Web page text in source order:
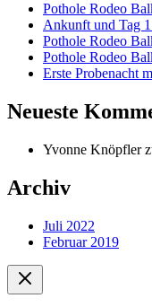
Pothole Rodeo
Ankunft und Tag
Pothole Rodeo
Pothole Rodeo
Erste Probenacht
Neueste
Yvonne Knöpfler
Archiv
Juli 2022
Februar 2019